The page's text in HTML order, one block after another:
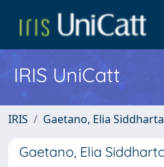
IRIS UniCatt
IRIS Gaetano, Elia Siddharta
Gaetano, Elia